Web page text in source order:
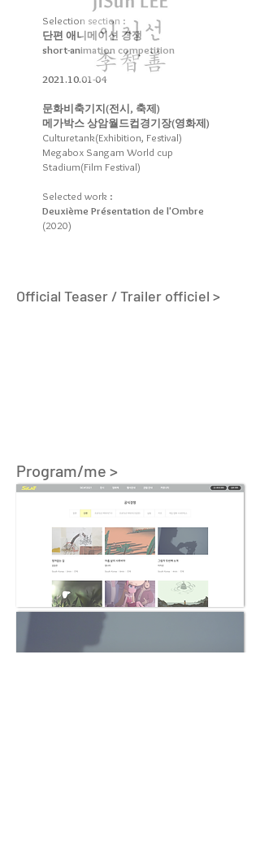
Selection section :
단편 애니메이션 경쟁
short-animation competition
2021.10.01-04
문화비축기지(전시, 축제)
메가박스 상암월드컵경기장(영화제)
Culturetank(Exhibition, Festival)
Megabox Sangam World cup
Stadium(Film Festival)
Selected work :
Deuxième Présentation de l'Ombre
(2020)
Official Teaser / Trailer officiel >
Program/me >